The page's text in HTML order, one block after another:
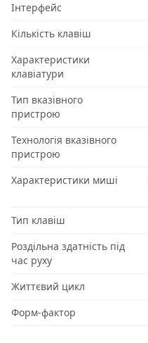
Інтерфейс
Кількість клавіш
Характеристики
клавіатури
Тип вказівного
пристрою
Технологія вказівного
пристрою
Характеристики миші
Тип клавіш
Роздільна здатність під
час руху
Життєвий цикл
Форм-фактор